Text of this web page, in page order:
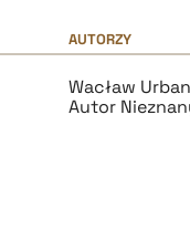
AUTORZY
Wacław Urban
Autor